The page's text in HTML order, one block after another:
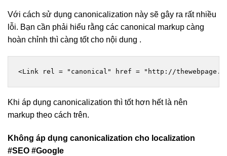
Với cách sử dụng canonicalization này sẽ gây ra rất nhiều
lỗi. Bạn cần phải hiểu rằng các canonical markup càng
hoàn chỉnh thì càng tốt cho nội dung .
<Link rel = "canonical" href = "http://
Khi áp dụng canonicalization thì tốt hơn hết là nên
markup theo cách trên.
Không áp dụng canonicalization cho localization
#SEO #Google